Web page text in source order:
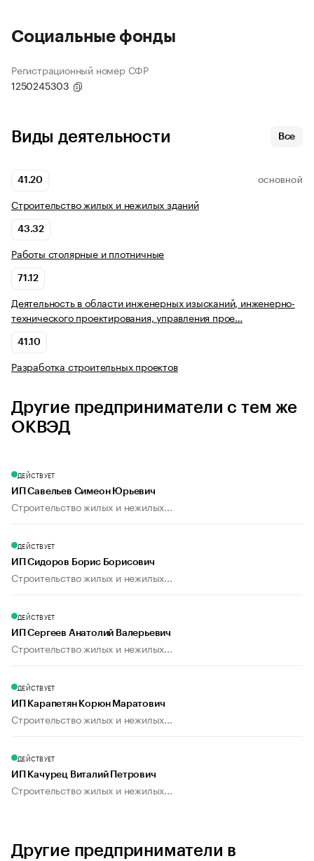
Социальные фонды
Регистрационный номер СФР
1250245303
Виды деятельности Все
41.20 ОСНОВНОЙ
Строительство жилых и нежилых зданий
43.32
Работы столярные и плотничные
71.12
Деятельность в области инженерных изысканий, инженерно-
технического проектирования, управления прое…
41.10
Разработка строительных проектов
Другие предприниматели с тем же
ОКВЭД
ДЕЙСТВУЕТ
ИП Савельев Симеон Юрьевич
Строительство жилых и нежилых...
ДЕЙСТВУЕТ
ИП Сидоров Борис Борисович
Строительство жилых и нежилых...
ДЕЙСТВУЕТ
ИП Сергеев Анатолий Валерьевич
Строительство жилых и нежилых...
ДЕЙСТВУЕТ
ИП Карапетян Корюн Маратович
Строительство жилых и нежилых...
ДЕЙСТВУЕТ
ИП Качурец Виталий Петрович
Строительство жилых и нежилых...
Другие предприниматели в